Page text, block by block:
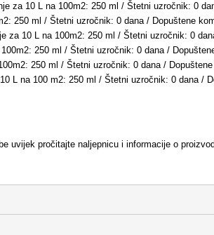
za 10 L na 100m2: 250 ml / Štetni uzročnik: 0
250 ml / Štetni uzročnik: 0 dana / Dopuštene
za 10 L na 100m2: 250 ml / Štetni uzročnik: 0
250 ml / Štetni uzročnik: 0 dana /
250 ml / Štetni uzročnik: 0 dana /
L na 100 m2: 250 ml / Štetni uzročnik: 0 dana /
uvijek pročitajte naljepnicu i informacije o